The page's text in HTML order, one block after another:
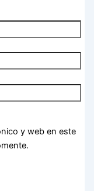
y web en este